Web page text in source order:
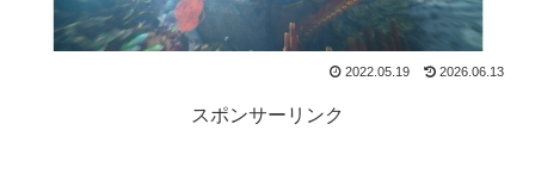
2022.05.19 2026.06.13
スポンサーリンク